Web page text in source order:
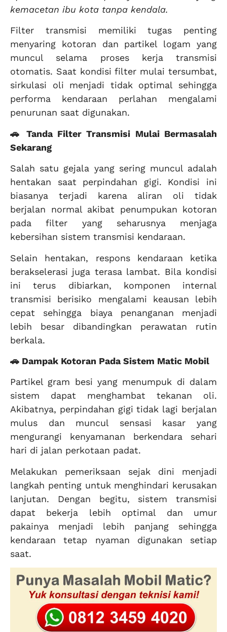
kemacetan ibu kota tanpa kendala.
Filter transmisi memiliki tugas penting
menyaring kotoran dan partikel logam yang
muncul selama proses kerja transmisi
otomatis. Saat kondisi filter mulai tersumbat,
sirkulasi oli menjadi tidak optimal sehingga
performa kendaraan perlahan mengalami
penurunan saat digunakan.
🚗 Tanda Filter Transmisi Mulai Bermasalah
Sekarang
Salah satu gejala yang sering muncul adalah
hentakan saat perpindahan gigi. Kondisi ini
biasanya terjadi karena aliran oli tidak
berjalan normal akibat penumpukan kotoran
pada filter yang seharusnya menjaga
kebersihan sistem transmisi kendaraan.
Selain hentakan, respons kendaraan ketika
berakselerasi juga terasa lambat. Bila kondisi
ini terus dibiarkan, komponen internal
transmisi berisiko mengalami keausan lebih
cepat sehingga biaya penanganan menjadi
lebih besar dibandingkan perawatan rutin
berkala.
🚗 Dampak Kotoran Pada Sistem Matic Mobil
Partikel gram besi yang menumpuk di dalam
sistem dapat menghambat tekanan oli.
Akibatnya, perpindahan gigi tidak lagi berjalan
mulus dan muncul sensasi kasar yang
mengurangi kenyamanan berkendara sehari
hari di jalan perkotaan padat.
Melakukan pemeriksaan sejak dini menjadi
langkah penting untuk menghindari kerusakan
lanjutan. Dengan begitu, sistem transmisi
dapat bekerja lebih optimal dan umur
pakainya menjadi lebih panjang sehingga
kendaraan tetap nyaman digunakan setiap
saat.